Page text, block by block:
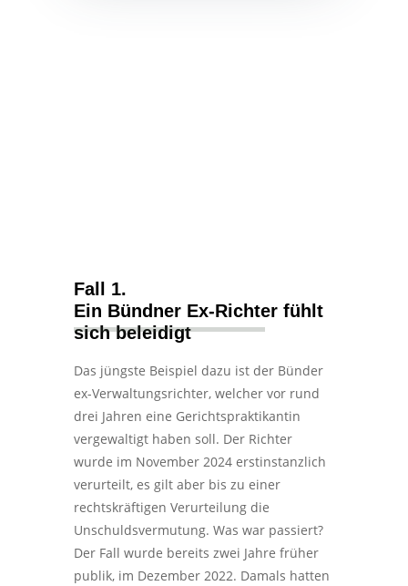
Fall 1.
Ein Bündner Ex-Richter fühlt
sich beleidigt
Das jüngste Beispiel dazu ist der Bünder
ex-Verwaltungsrichter, welcher vor rund
drei Jahren eine Gerichtspraktikantin
vergewaltigt haben soll. Der Richter
wurde im November 2024 erstinstanzlich
verurteilt, es gilt aber bis zu einer
rechtskräftigen Verurteilung die
Unschuldsvermutung. Was war passiert?
Der Fall wurde bereits zwei Jahre früher
publik, im Dezember 2022. Damals hatten